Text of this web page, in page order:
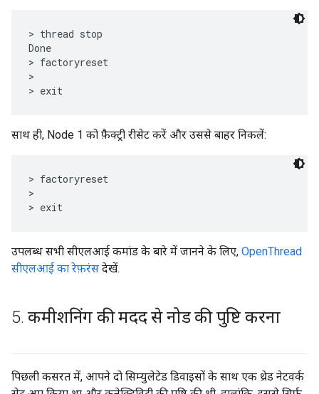
> thread stop
Done
> factoryreset
>
साथ ही, Node 1 को फ़ैक्ट्री रीसेट करें और उससे बाहर निकलें:
> factoryreset
>
उपलब्ध सभी सीएलआई कमांड के बारे में जानने के लिए, OpenThread
सीएलआई का रेफ़रंस देखें.
5. कमीशनिंग की मदद से नोड की पुष्टि करना
पिछली कसरत में, आपने दो सिम्युलेटेड डिवाइसों के साथ एक थ्रेड नेटवर्क